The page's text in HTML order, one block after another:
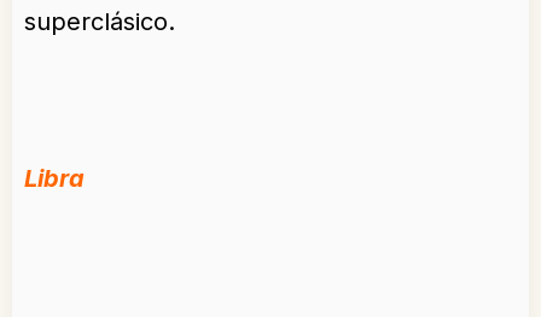
superclásico.
Libra